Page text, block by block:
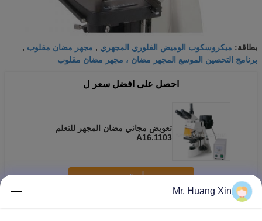
بطاقة: ميكروسكوب الوميض الفلوري المجهري , مجهر مضان مقلوب ,
برنامج التحصين الموسع المجهر مضان ، مجهر مضان مقلوب
احصل على افضل سعر ل
تعويض مجاني مضان المجهر للتعلم
A16.1103
استمر
أكثرمجهر مضان
Mr. Huang Xin